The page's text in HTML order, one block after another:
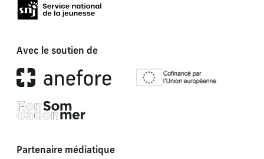
Avec le soutien de
Partenaire médiatique